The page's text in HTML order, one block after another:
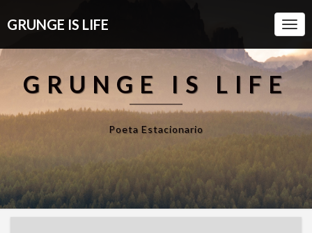
GRUNGE IS LIFE
GRUNGE IS LIFE
Poeta Estacionario